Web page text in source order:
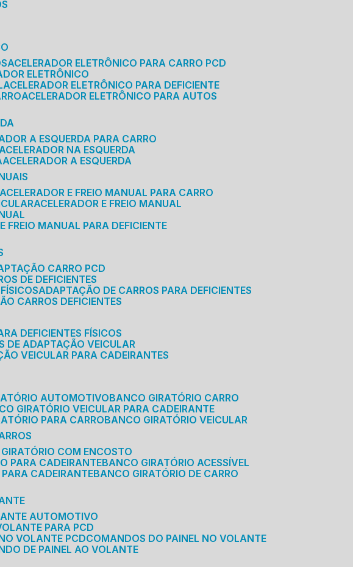
ACELERADOR ELETRÔNICO PARA CARRO PCD
ELETRÔNICO
ACELERADOR ELETRÔNICO PARA DEFICIENTE
ACELERADOR ELETRÔNICO PARA AUTOS
A ESQUERDA PARA CARRO
ACELERADOR NA ESQUERDA
ACELERADOR A ESQUERDA
ACELERADOR E FREIO MANUAL PARA CARRO
ACELERADOR E FREIO MANUAL
E FREIO MANUAL PARA DEFICIENTE
CARRO PCD
DE DEFICIENTES
ADAPTAÇÃO DE CARROS PARA DEFICIENTES
CARROS DEFICIENTES
DEFICIENTES FÍSICOS
DE ADAPTAÇÃO VEICULAR
VEICULAR PARA CADEIRANTES
AUTOMOTIVO
BANCO GIRATÓRIO CARRO
GIRATÓRIO VEICULAR PARA CADEIRANTE
PARA CARRO
BANCO GIRATÓRIO VEICULAR
GIRATÓRIO COM ENCOSTO
PARA CADEIRANTE BANCO GIRATÓRIO ACESSÍVEL
PARA CADEIRANTE BANCO GIRATÓRIO DE CARRO
AUTOMOTIVO
PARA PCD
VOLANTE PCD
COMANDOS DO PAINEL NO VOLANTE
DE PAINEL AO VOLANTE